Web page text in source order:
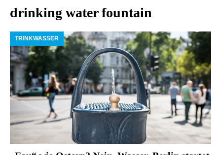
drinking water fountain
TRINKWASSER